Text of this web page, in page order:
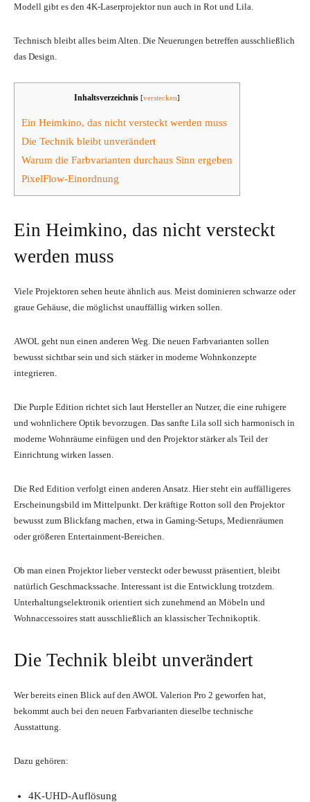
Modell gibt es den 4K-Laserprojektor nun auch in Rot und Lila.
Technisch bleibt alles beim Alten. Die Neuerungen betreffen ausschließlich
das Design.
Inhaltsverzeichnis [verstecken]
Ein Heimkino, das nicht versteckt werden muss
Die Technik bleibt unverändert
Warum die Farbvarianten durchaus Sinn ergeben
PixelFlow-Einordnung
Ein Heimkino, das nicht versteckt
werden muss
Viele Projektoren sehen heute ähnlich aus. Meist dominieren schwarze oder
graue Gehäuse, die möglichst unauffällig wirken sollen.
AWOL geht nun einen anderen Weg. Die neuen Farbvarianten sollen
bewusst sichtbar sein und sich stärker in moderne Wohnkonzepte
integrieren.
Die Purple Edition richtet sich laut Hersteller an Nutzer, die eine ruhigere
und wohnlichere Optik bevorzugen. Das sanfte Lila soll sich harmonisch in
moderne Wohnräume einfügen und den Projektor stärker als Teil der
Einrichtung wirken lassen.
Die Red Edition verfolgt einen anderen Ansatz. Hier steht ein auffälligeres
Erscheinungsbild im Mittelpunkt. Der kräftige Rotton soll den Projektor
bewusst zum Blickfang machen, etwa in Gaming-Setups, Medienräumen
oder größeren Entertainment-Bereichen.
Ob man einen Projektor lieber versteckt oder bewusst präsentiert, bleibt
natürlich Geschmackssache. Interessant ist die Entwicklung trotzdem.
Unterhaltungselektronik orientiert sich zunehmend an Möbeln und
Wohnaccessoires statt ausschließlich an klassischer Technikoptik.
Die Technik bleibt unverändert
Wer bereits einen Blick auf den AWOL Valerion Pro 2 geworfen hat,
bekommt auch bei den neuen Farbvarianten dieselbe technische
Ausstattung.
Dazu gehören:
4K-UHD-Auflösung